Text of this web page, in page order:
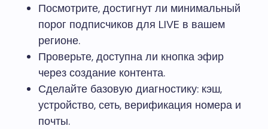
Посмотрите, достигнут ли минимальный
порог подписчиков для LIVE в вашем
регионе.
Проверьте, доступна ли кнопка эфир
через создание контента.
Сделайте базовую диагностику: кэш,
устройство, сеть, верификация номера и
почты.